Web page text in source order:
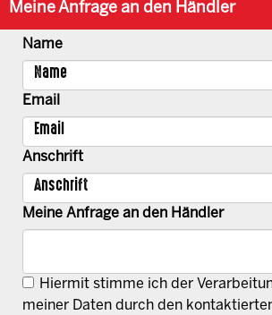
Meine Anfrage an den Händler
Name
Email
Anschrift
Meine Anfrage an den Händler
Hiermit stimme ich der
meiner Daten durch den